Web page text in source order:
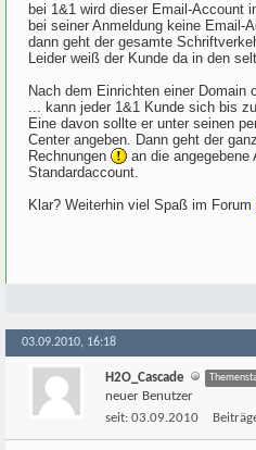
bei 1&1 wird dieser Email-Account
bei seiner Anmeldung keine Email-
dann geht der gesamte
Leider weiß der Kunde da in den
Nach dem Einrichten einer Domain
... kann jeder 1&1 Kunde sich bis
Eine davon sollte er unter seinen
Center angeben. Dann geht der
Rechnungen
an die angegebene
Standardaccount.
Klar? Weiterhin viel Spaß im Forum
03.09.2010, 16:18
H2O_Cascade
neuer Benutzer
seit: 03.09.2010